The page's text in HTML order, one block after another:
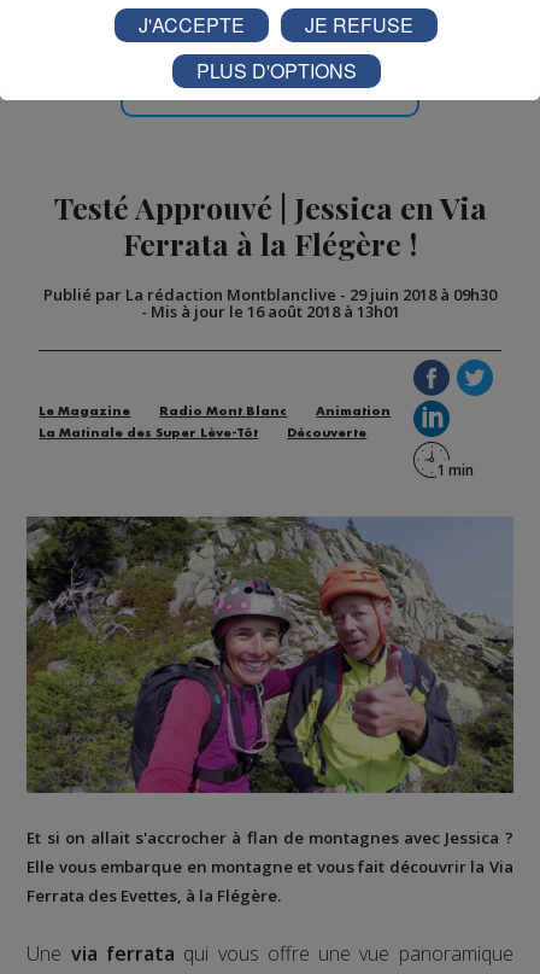
Partager sur Twitter
Testé Approuvé | Jessica en Via
Ferrata à la Flégère !
Publié par La rédaction Montblanclive - 29 juin 2018 à 09h30
- Mis à jour le 16 août 2018 à 13h01
Le Magazine Radio Mont Blanc
Animation
La Matinale des Super Lève-Tôt
Découverte
Et si on allait s'accrocher à flan de montagnes avec Jessica ?
Elle vous embarque en montagne et vous fait découvrir la Via
Ferrata des Evettes, à la Flégère.
Une via ferrata qui vous offre une vue panoramique
J'ACCEPTE
JE REFUSE
PLUS D'OPTIONS